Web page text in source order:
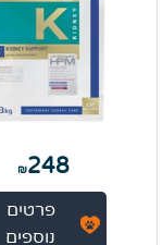
₪248
פרטים
נוספים